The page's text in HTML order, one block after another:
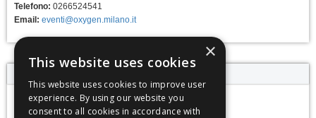
Telefono: 0266524541
Email: eventi@oxygen.milano.it
sabato 11 giugno 2022,
×
This website uses cookies
This website uses cookies to improve user
experience. By using our website you
consent to all cookies in accordance with